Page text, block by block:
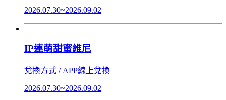
2026.07.30~2026.09.02
IP連萌甜蜜維尼
兌換方式 / APP線上兌換
2026.07.30~2026.09.02